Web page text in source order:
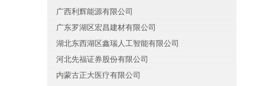
广西利辉能源有限公司
广东罗湖区宏昌建材有限公司
湖北东西湖区鑫瑞人工智能有限公司
河北先福证券股份有限公司
内蒙古正大医疗有限公司